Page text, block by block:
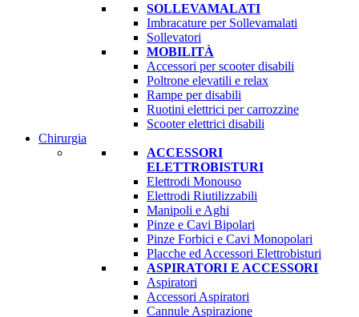
SOLLEVAMALATI
Imbracature per Sollevamalati
Sollevatori
MOBILITÀ
Accessori per scooter disabili
Poltrone elevatili e relax
Rampe per disabili
Ruotini elettrici per carrozzine
Scooter elettrici disabili
Chirurgia
ACCESSORI
ELETTROBISTURI
Elettrodi Monouso
Elettrodi Riutilizzabili
Manipoli e Aghi
Pinze e Cavi Bipolari
Pinze Forbici e Cavi Monopolari
Placche ed Accessori Elettrobisturi
ASPIRATORI E ACCESSORI
Aspiratori
Accessori Aspiratori
Cannule Aspirazione